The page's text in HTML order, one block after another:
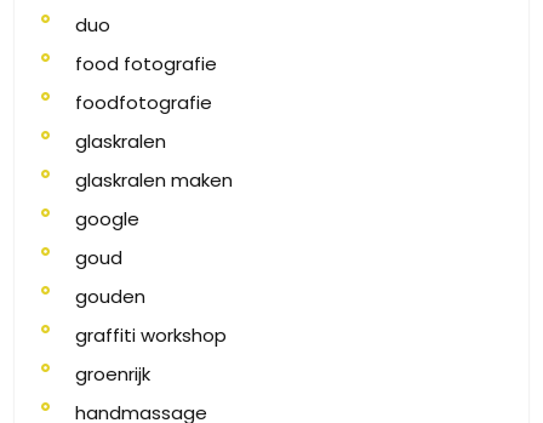
duo
food fotografie
foodfotografie
glaskralen
glaskralen maken
google
goud
gouden
graffiti workshop
groenrijk
handmassage